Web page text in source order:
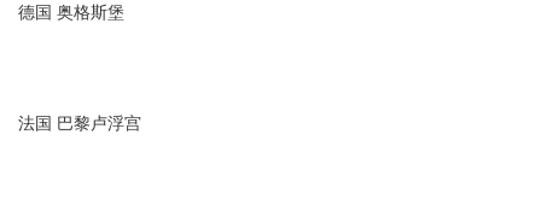
德国 奥格斯堡
法国 巴黎卢浮宫